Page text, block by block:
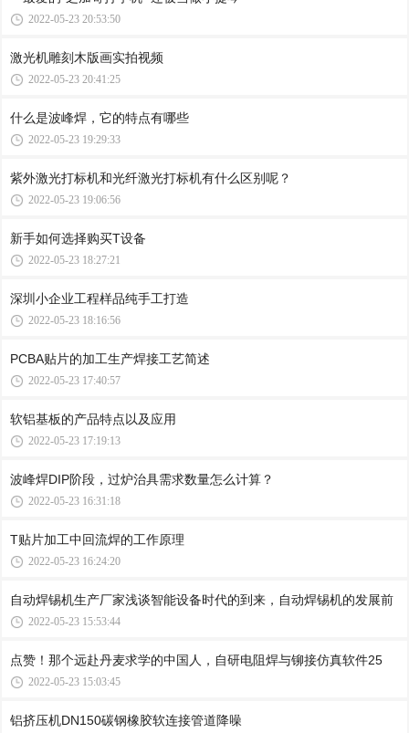
2022-05-23 20:53:50
激光机雕刻木版画实拍视频
2022-05-23 20:41:25
什么是波峰焊，它的特点有哪些
2022-05-23 19:29:33
紫外激光打标机和光纤激光打标机有什么区别呢？
2022-05-23 19:06:56
新手如何选择购买T设备
2022-05-23 18:27:21
深圳小企业工程样品纯手工打造
2022-05-23 18:16:56
PCBA贴片的加工生产焊接工艺简述
2022-05-23 17:40:57
软铝基板的产品特点以及应用
2022-05-23 17:19:13
波峰焊DIP阶段，过炉治具需求数量怎么计算？
2022-05-23 16:31:18
T贴片加工中回流焊的工作原理
2022-05-23 16:24:20
自动焊锡机生产厂家浅谈智能设备时代的到来，自动焊锡机的发展前
2022-05-23 15:53:44
点赞！那个远赴丹麦求学的中国人，自研电阻焊与铆接仿真软件25
2022-05-23 15:03:45
铝挤压机DN150碳钢橡胶软连接管道降噪